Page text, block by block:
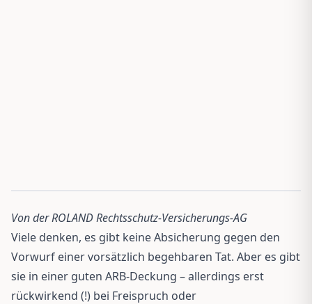
Von der ROLAND Rechtsschutz-Versicherungs-AG
Viele denken, es gibt keine Absicherung gegen den
Vorwurf einer vorsätzlich begehbaren Tat. Aber es gibt
sie in einer guten ARB-Deckung – allerdings erst
rückwirkend (!) bei Freispruch oder